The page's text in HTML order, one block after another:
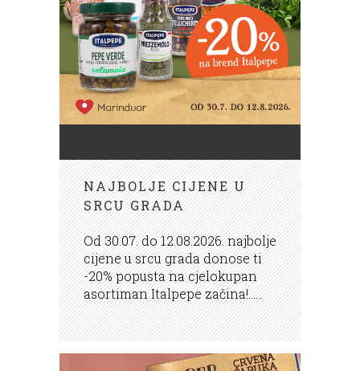
NAJBOLJE CIJENE U
SRCU GRADA
Od 30.07. do 12.08.2026. najbolje
cijene u srcu grada donose ti
-20% popusta na cjelokupan
asortiman Italpepe začina!......